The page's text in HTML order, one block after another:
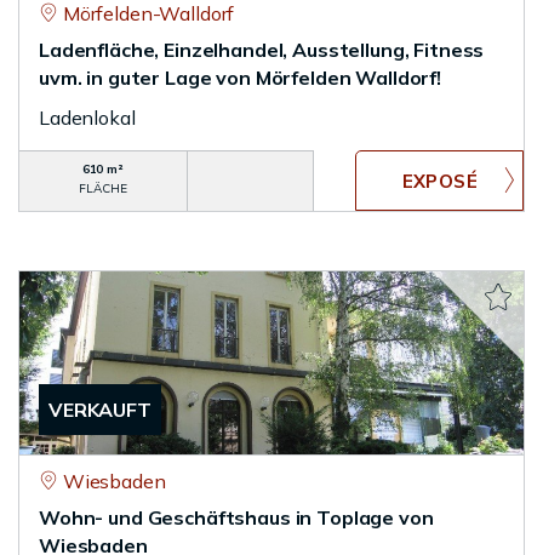
Mörfelden-Walldorf
Ladenfläche, Einzelhandel, Ausstellung, Fitness
uvm. in guter Lage von Mörfelden Walldorf!
Ladenlokal
610 m²
FLÄCHE
VERKAUFT
Wiesbaden
Wohn- und Geschäftshaus in Toplage von
Wiesbaden